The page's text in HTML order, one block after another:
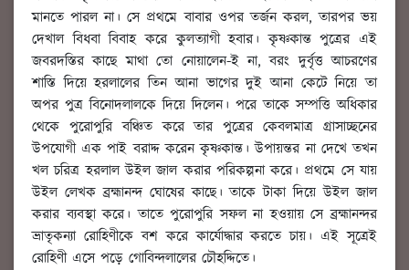
মানতে পারল না। সে প্রথমে বাবার ওপর তর্জন করল, তারপর ভয়
দেখাল বিধবা বিবাহ করে কুলত্যাগী হবার। কৃষ্ণকান্ত পুত্রের এই
জবরদস্তির কাছে মাথা তো নোয়ালেন-ই না, বরং দুর্বৃত্ত আচরণের
শাস্তি দিয়ে হরলালের তিন আনা ভাগের দুই আনা কেটে নিয়ে তা
অপর পুত্র বিনোদলালকে দিয়ে দিলেন। পরে তাকে সম্পত্তি অধিকার
থেকে পুরোপুরি বঞ্চিত করে তার পুত্রের কেবলমাত্র গ্রাসাচ্ছনের
উপযোগী এক পাই বরাদ্দ করেন কৃষ্ণকান্ত। উপায়ন্তর না দেখে তখন
খল চরিত্র হরলাল উইল জাল করার পরিকল্পনা করে। প্রথমে সে যায়
উইল লেখক ব্রহ্মানন্দ ঘোষের কাছে। তাকে টাকা দিয়ে উইল জাল
করার ব্যবস্থা করে। তাতে পুরোপুরি সফল না হওয়ায় সে ব্রহ্মানন্দর
ভ্রাতৃকন্যা রোহিণীকে বশ করে কার্যোদ্ধার করতে চায়। এই সূত্রেই
রোহিণী এসে পড়ে গোবিন্দলালের চৌহদ্দিতে।